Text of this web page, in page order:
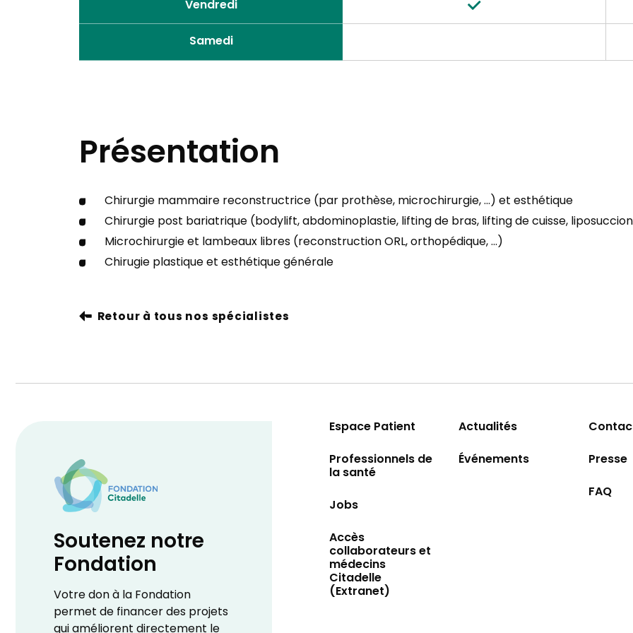
Vendredi
Samedi
Présentation
Chirurgie mammaire reconstructrice (par prothèse, microchirurgie, ...) et esthétique
Chirurgie post bariatrique (bodylift, abdominoplastie, lifting de bras, lifting de cuisse,
Microchirurgie et lambeaux libres (reconstruction ORL, orthopédique, ...)
Chirugie plastique et esthétique générale
Retour à tous nos spécialistes
Soutenez notre
Fondation
Votre don à la Fondation
permet de financer des projets
Espace Patient
Professionnels de
la santé
Jobs
Accès
collaborateurs et
médecins
Citadelle
(Extranet)
Actualités
Événements
Presse
FAQ